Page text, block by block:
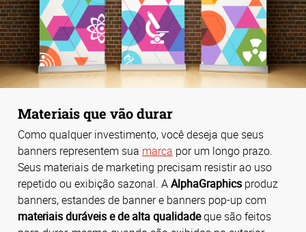
Materiais que vão durar
Como qualquer investimento, você deseja que seus
banners representem sua marca por um longo prazo.
Seus materiais de marketing precisam resistir ao uso
repetido ou exibição sazonal. AAlphaGraphics produz
banners, estandes de banner e banners pop-up com
materiais duráveis e de alta qualidadeque são feitos